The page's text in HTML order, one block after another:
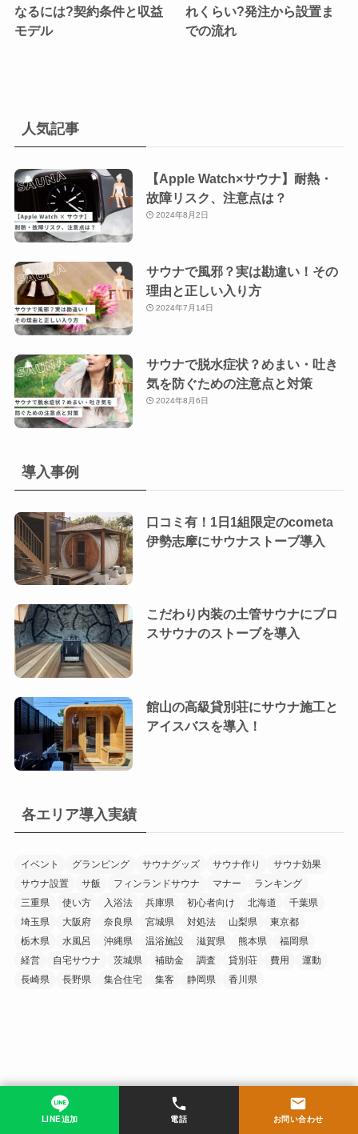
なるには?契約条件と収益
モデル
れくらい?発注から設置ま
での流れ
人気記事
【Apple Watch×サウナ】耐熱・
故障リスク、注意点は？
2024年8月2日
サウナで風邪？実は勘違い！その
理由と正しい入り方
2024年7月14日
サウナで脱水症状？めまい・吐き
気を防ぐための注意点と対策
2024年8月6日
導入事例
口コミ有！1日1組限定のcometa
伊勢志摩にサウナストーブ導入
こだわり内装の土管サウナにブロ
スサウナのストーブを導入
館山の高級貸別荘にサウナ施工と
アイスバスを導入！
各エリア導入実績
イベント グランピング サウナグッズ サウナ作り
サウナ効果
サウナ設置
サ飯 フィンランドサウナ マナー
ランキング
三重県
使い方 入浴法 兵庫県 初心者向け 北海道
千葉県
埼玉県
大阪府 奈良県 宮城県 対処法 山梨県
東京都
栃木県
水風呂 沖縄県 温浴施設 滋賀県 熊本県
福岡県
経営
自宅サウナ 茨城県 補助金 調査 貸別荘 費用
運動
長崎県
長野県 集合住宅 集客 静岡県 香川県
LINE追加 電話 お問い合わせ
ホーム サウナ豆知識